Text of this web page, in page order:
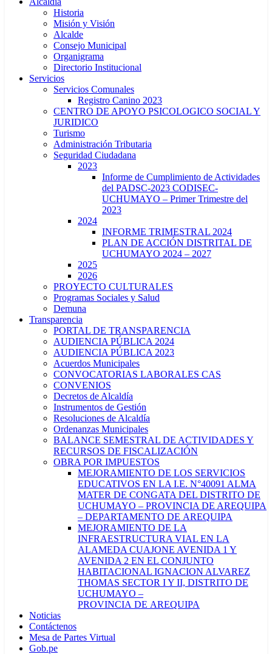
Historia
Misión y Visión
Alcalde
Consejo Municipal
Organigrama
Directorio Institucional
Servicios
Servicios Comunales
Registro Canino 2023
CENTRO DE APOYO PSICOLOGICO SOCIAL Y
JURIDICO
Turismo
Administración Tributaria
Seguridad Ciudadana
2023
Informe de Cumplimiento de Actividades
del PADSC-2023 CODISEC-
UCHUMAYO – Primer Trimestre del
2023
2024
INFORME TRIMESTRAL 2024
PLAN DE ACCIÓN DISTRITAL DE
UCHUMAYO 2024 – 2027
2025
2026
PROYECTO CULTURALES
Programas Sociales y Salud
Demuna
Transparencia
PORTAL DE TRANSPARENCIA
AUDIENCIA PÚBLICA 2024
AUDIENCIA PÚBLICA 2023
Acuerdos Municipales
CONVOCATORIAS LABORALES CAS
CONVENIOS
Decretos de Alcaldía
Instrumentos de Gestión
Resoluciones de Alcaldía
Ordenanzas Municipales
BALANCE SEMESTRAL DE ACTIVIDADES Y
RECURSOS DE FISCALIZACIÓN
OBRA POR IMPUESTOS
MEJORAMIENTO DE LOS SERVICIOS
EDUCATIVOS EN LA I.E. N°40091 ALMA
MATER DE CONGATA DEL DISTRITO DE
UCHUMAYO – PROVINCIA DE AREQUIPA
– DEPARTAMENTO DE AREQUIPA
MEJORAMIENTO DE LA
INFRAESTRUCTURA VIAL EN LA
ALAMEDA CUAJONE AVENIDA 1 Y
AVENIDA 2 EN EL CONJUNTO
HABITACIONAL IGNACION ALVAREZ
THOMAS SECTOR I Y II, DISTRITO DE
UCHUMAYO –
PROVINCIA DE AREQUIPA
Noticias
Contáctenos
Mesa de Partes Virtual
Gob.pe